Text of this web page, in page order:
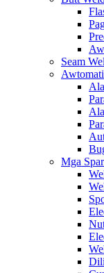
Seam
Mga